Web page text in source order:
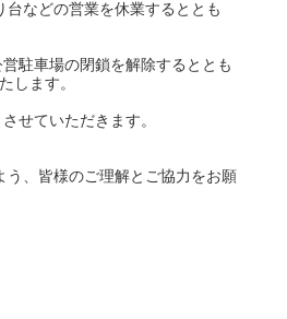
などの営業を休業するととも
駐車場の閉鎖を解除するととも
します。
せていただきます。
う、皆様のご理解とご協力をお願